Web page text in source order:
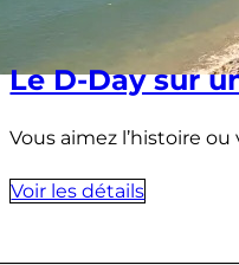
Le D-Day sur
Vous aimez l’histoire
Voir les détails